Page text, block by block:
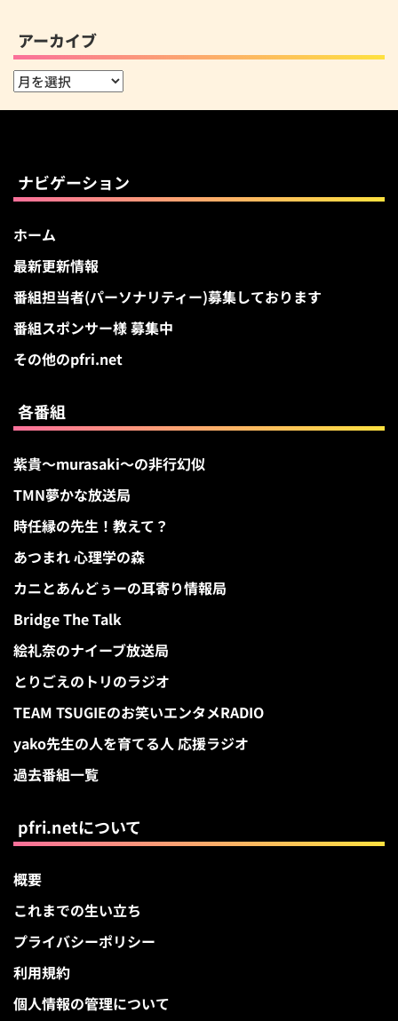
アーカイブ
ア
ナビゲーション
ホーム
最新更新情報
番組担当者(パーソナリティー)募集しております
番組スポンサー様 募集中
その他のpfri.net
各番組
紫貴～murasaki～の非行幻似
TMN夢かな放送局
時任縁の先生！教えて？
あつまれ 心理学の森
カニとあんどぅーの耳寄り情報局
Bridge The Talk
絵礼奈のナイーブ放送局
とりごえのトリのラジオ
TEAM TSUGIEのお笑いエンタメRADIO
yako先生の人を育てる人 応援ラジオ
過去番組一覧
pfri.netについて
概要
これまでの生い立ち
プライバシーポリシー
利用規約
個人情報の管理について